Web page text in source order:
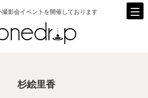
影会イベントを開催しております
杉絵里香